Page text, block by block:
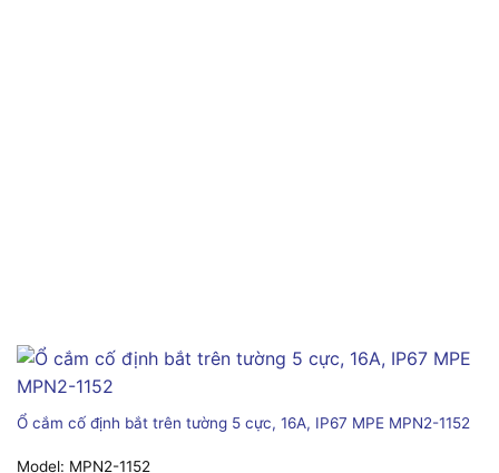
Ổ cắm cố định bắt trên tường 5 cực, 16A, IP67 MPE MPN2-1152
Model: MPN2-1152